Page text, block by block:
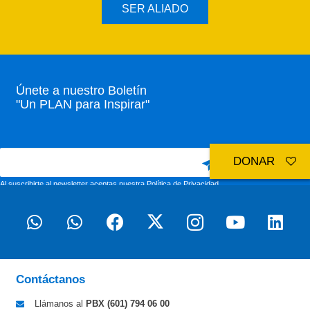
SER ALIADO
Únete a nuestro Boletín
"Un PLAN para Inspirar"
Al suscribirte al newsletter aceptas nuestraPolítica de Privacidad
Contáctanos
Llámanos al PBX (601) 794 06 00
DONAR